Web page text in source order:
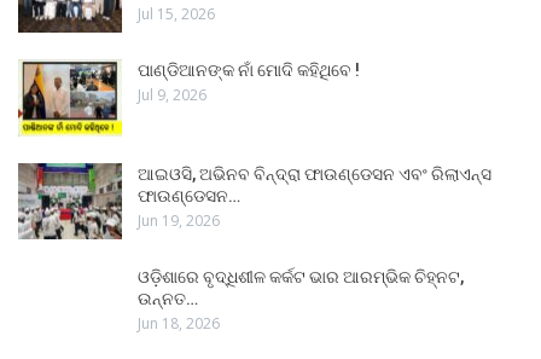
Jul 15, 2026
ପାଣ୍ଡିଆନଙ୍କ ନାଁ ମୋଦି କହିଥିବେ !
Jul 9, 2026
ଆଇଓସି, ଅଭିନବ ବିନ୍ଦ୍ରା ଫାଉଣ୍ଡେସନ ଏବଂ ରିଲାଏନ୍ସ
ଫାଉଣ୍ଡେସନ…
Jun 19, 2026
ଓଡ଼ିଶାରେ ବୃଦ୍ଧିଶୀଳ କର୍କଟ ଭାର ଆରମ୍ଭିକ ଚିହ୍ନଟ,
ଉନ୍ନତ…
Jun 18, 2026